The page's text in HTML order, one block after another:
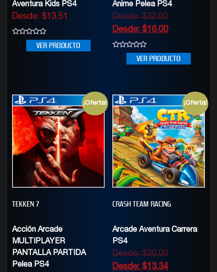
Aventura Kids PS4
Desde: $13.51
VER PRODUCTO
Anime Pelea PS4
Desde:$32.00
Desde: $16.00
VER PRODUCTO
¡Oferta!
TEKKEN 7
Acción Arcade
MULTIPLAYER
PANTALLA PARTIDA
Pelea PS4
¡Oferta!
CRASH TEAM RACING
Arcade Aventura Carrera
PS4
Desde:$20.00
Desde: $13.34